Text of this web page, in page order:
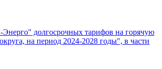
долгосрочных тарифов на горячую
на период 2024-2028 годы", в части